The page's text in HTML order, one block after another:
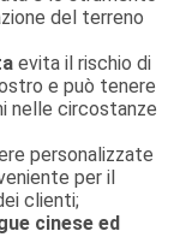
del terreno
evita il rischio di
e può tenere
nelle circostanze
personalizzate
per il
clienti;
cinese ed